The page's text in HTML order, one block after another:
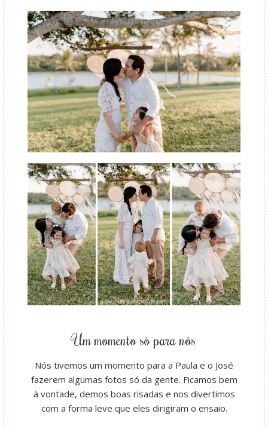
Um momento só para nós
Nós tivemos um momento para a Paula e o José
fazerem algumas fotos só da gente. Ficamos bem
à vontade, demos boas risadas e nos divertimos
com a forma leve que eles dirigiram o ensaio.